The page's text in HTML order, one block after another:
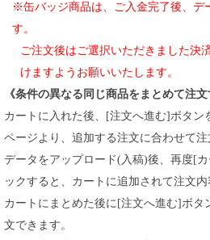
※缶バッジ商品は、ご入金完了後、デ
す。
ご注文後はご選択いただきました決
けますようお願いいたします。
《条件の異なる同じ商品をまとめて注文
カートに入れた後、[注文へ進む]ボタン
ページより、追加する注文に合わせて注
データをアップロード(入稿)後、再度[
ックすると、カートに追加されて注文内
カートにまとめた後に[注文へ進む]ボタ
文できます。